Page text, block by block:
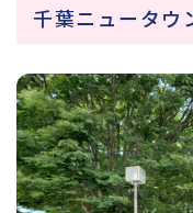
千葉ニュータウ